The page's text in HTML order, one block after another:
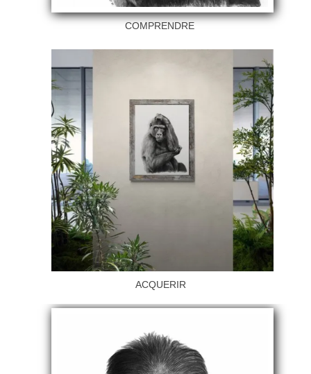
COMPRENDRE
ACQUERIR